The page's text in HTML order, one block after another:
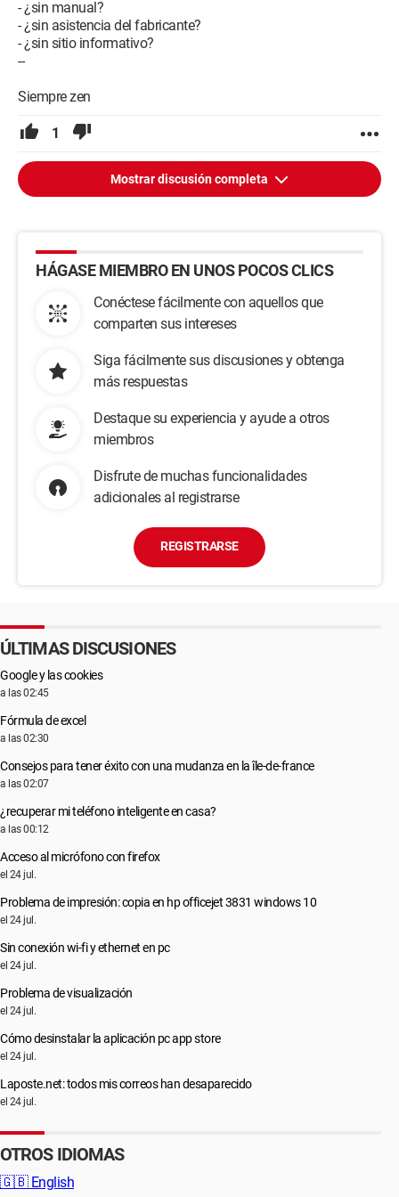
- ¿sin manual?
- ¿sin asistencia del fabricante?
- ¿sin sitio informativo?
--
Siempre zen
1
Mostrar discusión completa
HÁGASE MIEMBRO EN UNOS POCOS CLICS
Conéctese fácilmente con aquellos que
comparten sus intereses
Siga fácilmente sus discusiones y obtenga
más respuestas
Destaque su experiencia y ayude a otros
miembros
Disfrute de muchas funcionalidades
adicionales al registrarse
REGISTRARSE
ÚLTIMAS DISCUSIONES
Google y las cookies
a las 02:45
Fórmula de excel
a las 02:30
Consejos para tener éxito con una mudanza en la île-de-france
a las 02:07
¿recuperar mi teléfono inteligente en casa?
a las 00:12
Acceso al micrófono con firefox
el 24 jul.
Problema de impresión: copia en hp officejet 3831 windows 10
el 24 jul.
Sin conexión wi-fi y ethernet en pc
el 24 jul.
Problema de visualización
el 24 jul.
Cómo desinstalar la aplicación pc app store
el 24 jul.
Laposte.net: todos mis correos han desaparecido
el 24 jul.
OTROS IDIOMAS
🇬🇧 English